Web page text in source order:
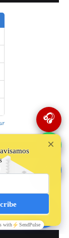
🎧
💬
🔵